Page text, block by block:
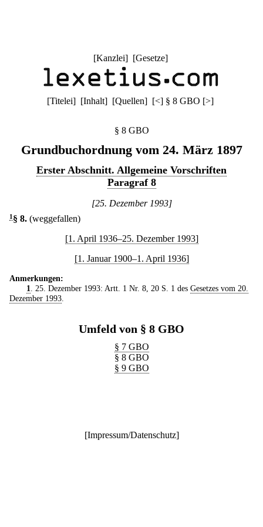
[Kanzlei] [Gesetze]
[Titelei] [Inhalt] [Quellen] [<] § 8 GBO [>]
§ 8 GBO
Grundbuchordnung vom 24. März 1897
Erster Abschnitt. Allgemeine Vorschriften
Paragraf 8
[25. Dezember 1993]
1 § 8. (weggefallen)
[1. April 1936–25. Dezember 1993]
[1. Januar 1900–1. April 1936]
Anmerkungen:
1
. 25. Dezember 1993: Artt. 1 Nr. 8, 20 S. 1 des Gesetzes vom 20.
Dezember 1993
Umfeld von § 8 GBO
§ 7 GBO
§ 8 GBO
§ 9 GBO
[Impressum/Datenschutz]